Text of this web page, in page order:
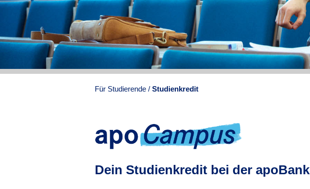
Für Studierende Studienkredit
Dein Studienkredit bei der apoBank